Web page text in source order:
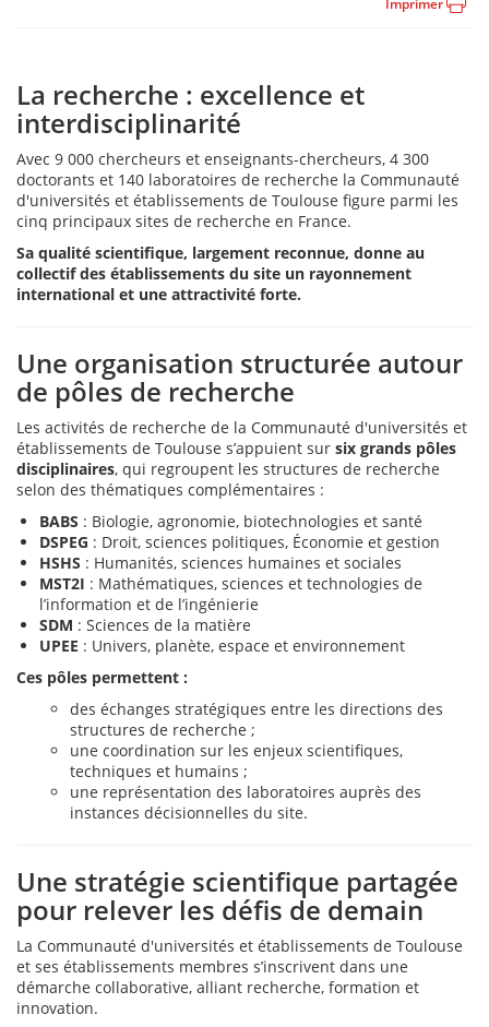
Imprimer
La recherche : excellence et
interdisciplinarité
Avec 9 000 chercheurs et enseignants-chercheurs, 4 300
doctorants et 140 laboratoires de recherche la Communauté
d'universités et établissements de Toulouse figure parmi les
cinq principaux sites de recherche en France.
Sa qualité scientifique, largement reconnue, donne au
collectif des établissements du site un rayonnement
international et une attractivité forte.
Une organisation structurée autour
de pôles de recherche
Les activités de recherche de la Communauté d'universités et
établissements de Toulouse s’appuient sur six grands pôles
disciplinaires, qui regroupent les structures de recherche
selon des thématiques complémentaires :
BABS : Biologie, agronomie, biotechnologies et santé
DSPEG : Droit, sciences politiques, Économie et gestion
HSHS : Humanités, sciences humaines et sociales
MST2I : Mathématiques, sciences et technologies de
l’information et de l’ingénierie
SDM : Sciences de la matière
UPEE : Univers, planète, espace et environnement
Ces pôles permettent :
des échanges stratégiques entre les directions des
structures de recherche ;
une coordination sur les enjeux scientifiques,
techniques et humains ;
une représentation des laboratoires auprès des
instances décisionnelles du site.
Une stratégie scientifique partagée
pour relever les défis de demain
La Communauté d'universités et établissements de Toulouse
et ses établissements membres s’inscrivent dans une
démarche collaborative, alliant recherche, formation et
innovation.